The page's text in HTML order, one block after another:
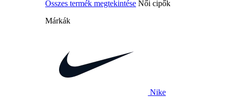
Összes termék megtekintése Női cipők
Márkák
Nike